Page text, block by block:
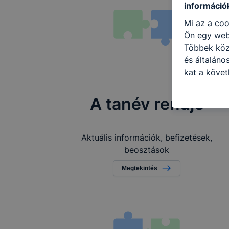
A tanév rendje
Aktuális információk, befizetések,
beosztások
Megtekintés
Mi az a
Ön egy
Többek
és
kat a
hogyan
részeit
cookie-
a cookie-
mivel a
lesznek